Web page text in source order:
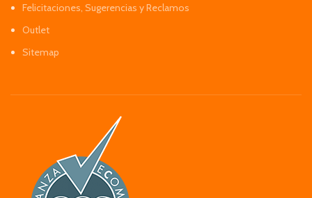
Felicitaciones, Sugerencias y Reclamos
Outlet
Sitemap